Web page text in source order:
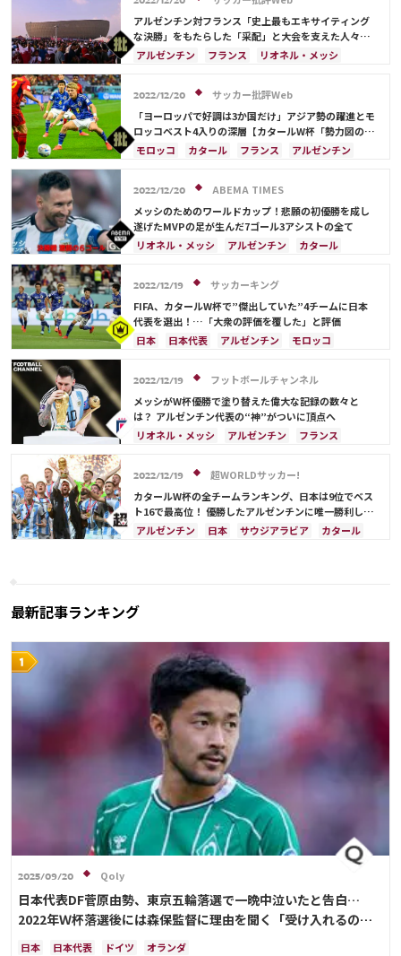
日本代表
リオネル・メッシ
デンマーク
クロアチア ルカ・モドリッチ
アルゼンチン対フランス「史上最もエキサイティング
な決勝」をもたらした「采配」と大会を支えた人々
【“計25大会出場”ジャーナリストのカタールW杯現地
アルゼンチン フランス
リオネル・メッシ
クロアチア
モロッコ
日本
キリアン・ムバッペ
アントワーヌ・グリーズマン
テオ・エルナンデス
2022/12/20
サッカー批評Web
「ヨーロッパで好調は3か国だけ」アジア勢の躍進とモ
ロッコベスト4入りの深層【カタールW杯「勢力図の異
変」の理由】(2)
モロッコ カタール フランス
アルゼンチン
オーストラリア
日本代表
サウジアラビア
ドイツ
スペイン
ブラジル
キリアン・ムバッペ
デンマーク
クロアチア
ポルトガル
セネガル 韓国
リオネル・メッシ
アントワーヌ・グリーズマン
ハリー・ケイン
フィル・フォーデン
2022/12/20
ABEMA TIMES
メッシのためのワールドカップ！悲願の初優勝を成し
遂げたMVPの足が生んだ7ゴール3アシストの全て
リオネル・メッシ
アルゼンチン
カタール
クロアチア
オランダ 日本
日本代表
2022/12/19
サッカーキング
FIFA、カタールW杯で”傑出していた”4チームに日本
代表を選出！…「大衆の評価を覆した」と評価
日本
日本代表 アルゼンチン
モロッコ
リオネル・メッシ
サウジアラビア
ベルギー
ポルトガル
ブラジル
ルカ・モドリッチ
アクラフ・ハキミ
2022/12/19
フットボールチャンネル
メッシがW杯優勝で塗り替えた偉大な記録の数々と
は？ アルゼンチン代表の“神”がついに頂点へ
リオネル・メッシ
アルゼンチン
フランス
アメリカ
サウジアラビア
イングランド
メキシコ
2022/12/19
超WORLDサッカー!
カタールW杯の全チームランキング、日本は9位でベス
ト16で最高位！ 優勝したアルゼンチンに唯一勝利した
サウジアラビアは25位
アルゼンチン 日本 サウジアラビア
カタール
スイス
ガーナ
セネガル カメルーン モロッコ
韓国
アメリカ
ウェールズ
オーストラリア
コスタリカ
最新記事ランキング
2025/09/20 Qoly
日本代表DF菅原由勢、東京五輪落選で一晩中泣いたと告白…
2022年Ｗ杯落選後には森保監督に理由を聞く「受け入れるのは
難しかった」
日本 日本代表 ドイツ オランダ